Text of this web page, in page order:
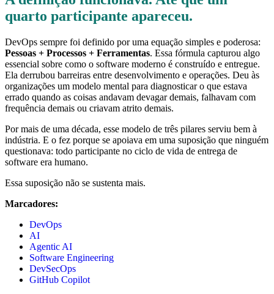
quarto participante apareceu.
DevOps sempre foi definido por uma equação simples e poderosa:
Pessoas + Processos + Ferramentas. Essa fórmula capturou algo
essencial sobre como o software moderno é construído e entregue.
Ela derrubou barreiras entre desenvolvimento e operações. Deu às
organizações um modelo mental para diagnosticar o que estava
errado quando as coisas andavam devagar demais, falhavam com
frequência demais ou criavam atrito demais.
Por mais de uma década, esse modelo de três pilares serviu bem à
indústria. E o fez porque se apoiava em uma suposição que ninguém
questionava: todo participante no ciclo de vida de entrega de
software era humano.
Essa suposição não se sustenta mais.
Marcadores:
DevOps
AI
Agentic AI
Software Engineering
DevSecOps
GitHub Copilot